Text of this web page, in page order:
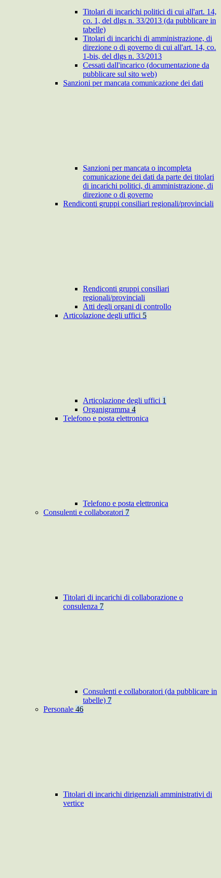
Titolari di incarichi politici di cui all'art. 14,
co. 1, del dlgs n. 33/2013 (da pubblicare in
tabelle)
Titolari di incarichi di amministrazione, di
direzione o di governo di cui all'art. 14, co.
1-bis, del dlgs n. 33/2013
Cessati dall'incarico (documentazione da
pubblicare sul sito web)
Sanzioni per mancata comunicazione dei dati
Sanzioni per mancata o incompleta
comunicazione dei dati da parte dei titolari
di incarichi politici, di amministrazione, di
direzione o di governo
Rendiconti gruppi consiliari regionali/provinciali
Rendiconti gruppi consiliari
regionali/provinciali
Atti degli organi di controllo
Articolazione degli uffici 5
Articolazione degli uffici 1
Organigramma 4
Telefono e posta elettronica
Telefono e posta elettronica
Consulenti e collaboratori 7
Titolari di incarichi di collaborazione o
consulenza 7
Consulenti e collaboratori (da pubblicare in
tabelle) 7
Personale 46
Titolari di incarichi dirigenziali amministrativi di
vertice